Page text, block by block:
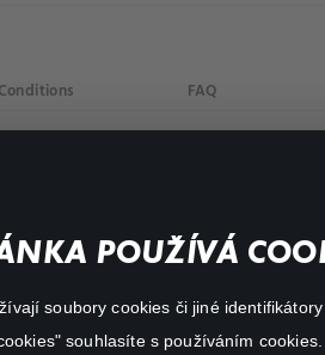
POUŽÍVÁ
soubory cookies či jiné
souhlasíte s používáním
FAQ